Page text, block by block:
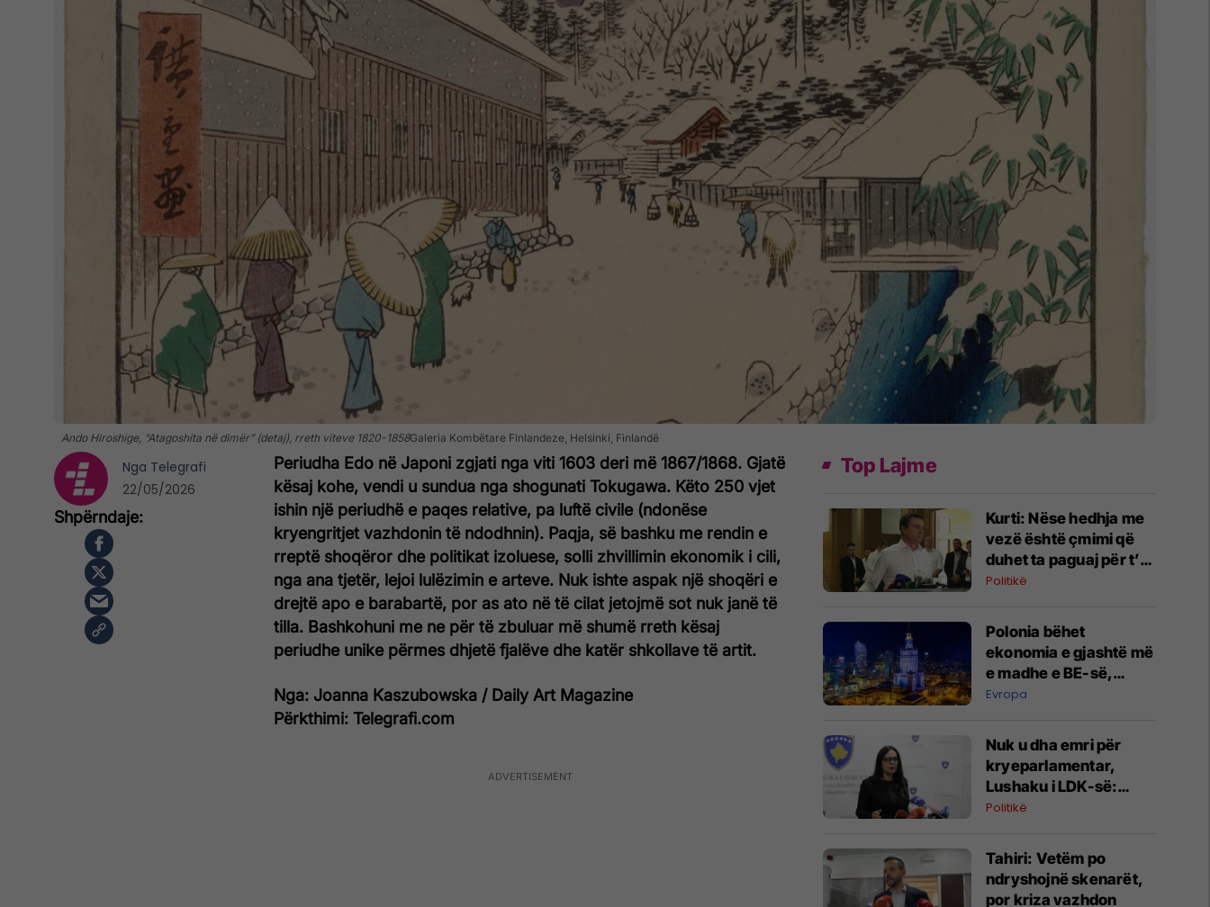
Ando Hiroshige, “Atagoshita në dimër” (detaj), rreth viteve 1820-1858Galeria Kombëtare Finlandeze, Helsinki, Finlandë
Periudha Edo në Japoni zgjati nga viti 1603 deri më 1867/1868. Gjatë
kësaj kohe, vendi u sundua nga shogunati Tokugawa. Këto 250 vjet
ishin një periudhë e paqes relative, pa luftë civile (ndonëse
kryengritjet vazhdonin të ndodhnin). Paqja, së bashku me rendin e
rreptë shoqëror dhe politikat izoluese, solli zhvillimin ekonomik i cili,
nga ana tjetër, lejoi lulëzimin e arteve. Nuk ishte aspak një shoqëri e
drejtë apo e barabartë, por as ato në të cilat jetojmë sot nuk janë të
tilla. Bashkohuni me ne për të zbuluar më shumë rreth kësaj
periudhe unike përmes dhjetë fjalëve dhe katër shkollave të artit.
Nga: Joanna Kaszubowska / Daily Art Magazine
Përkthimi: Telegrafi.com
Nga Telegrafi
22/05/2026
Top Lajme
Kurti: Nëse hedhja me
vezë është çmimi që
duhet ta paguaj për t’u
takuar e
lumtur ta bëj këtë
Politikë
Polonia bëhet
ekonomia e gjashtë më
e madhe e BE-së,
synon të kalojë Zvicrën
Evropa
Nuk u dha emri për
kryeparlamentar,
Lushaku i LDK-së:
Papërgjegjësi totale e
Politikë
Tahiri: Vetëm po
ndryshojnë skenarët,
por kriza vazhdon